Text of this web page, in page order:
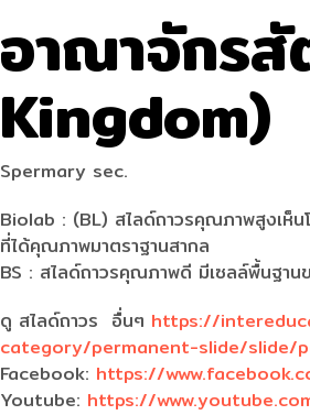
อาณาจักร
Kingdom)
Spermary sec.
Biolab : (BL) สไลด์ถาวรคุณภาพสูงเห็น
ที่ได้คุณภาพมาตราฐานสากล
BS : สไลด์ถาวรคุณภาพดี มีเซลล์พื้นฐา
ดู สไลด์ถาวร อื่นๆ https://
category/permanent-slide/slide/
Facebook: https://
Youtube: https://